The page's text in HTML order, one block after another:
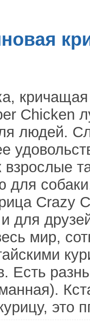
Chicken
людей.
взрослые
для
Crazy
для
мир,
Есть
это